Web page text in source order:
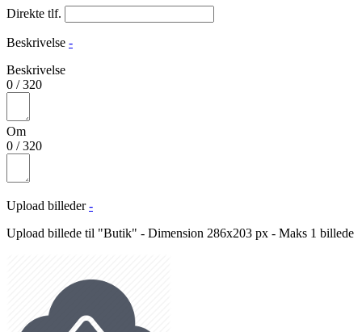
Direkte tlf.
Beskrivelse -
Beskrivelse
0 /320
Om
0 /320
Upload billeder -
Upload billede til "Butik" - Dimension 286x203 px - Maks 1 billede